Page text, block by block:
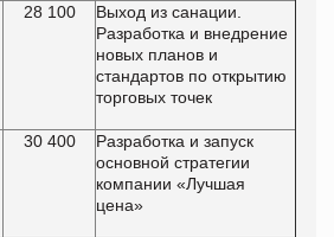
28 100
Выход из санации.
Разработка и внедрение
новых планов и
стандартов по открытию
торговых точек
30 400
Разработка и запуск
основной стратегии
компании «Лучшая
цена»